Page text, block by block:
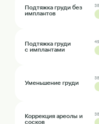
Подтяжка груди без
имплантов
Подтяжка груди
с имплантами
Уменьшение груди
Коррекция ареолы и
сосков